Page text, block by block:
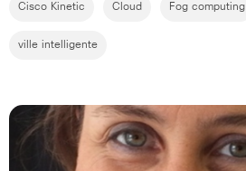
Cisco Kinetic Cloud Fog computing
ville intelligente